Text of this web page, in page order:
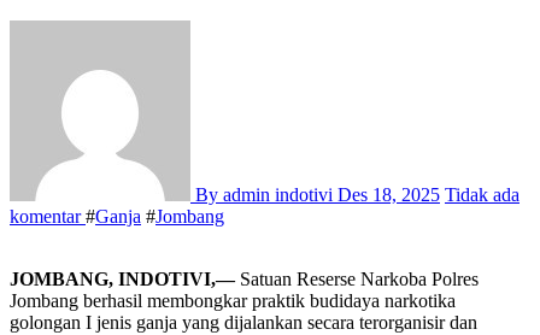
By admin indotivi Des 18, 2025 Tidak ada
komentar#Ganja #Jombang
JOMBANG, INDOTIVI,— Satuan Reserse Narkoba Polres
Jombang berhasil membongkar praktik budidaya narkotika
golongan I jenis ganja yang dijalankan secara terorganisir dan